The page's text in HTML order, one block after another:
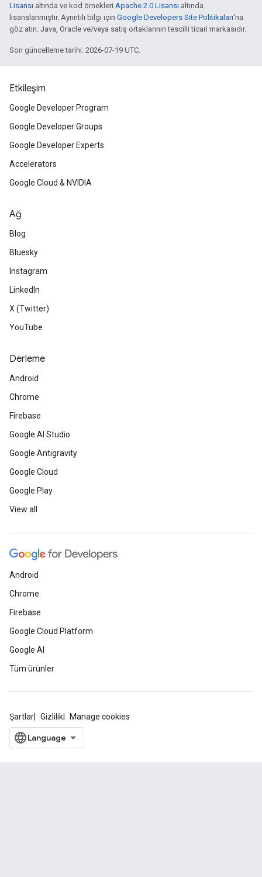
Lisansı altında ve kod örnekleri Apache 2.0 Lisansı altında
lisanslanmıştır. Ayrıntılı bilgi için Google Developers Site Politikaları'na
göz atın. Java, Oracle ve/veya satış ortaklarının tescilli ticari markasıdır.
Son güncelleme tarihi: 2026-07-19 UTC.
Etkileşim
Google Developer Program
Google Developer Groups
Google Developer Experts
Accelerators
Google Cloud & NVIDIA
Ağ
Blog
Bluesky
Instagram
LinkedIn
X (Twitter)
YouTube
Derleme
Android
Chrome
Firebase
Google AI Studio
Google Antigravity
Google Cloud
Google Play
View all
Android
Chrome
Firebase
Google Cloud Platform
Google AI
Tüm ürünler
Şartlar Gizlilik Manage cookies